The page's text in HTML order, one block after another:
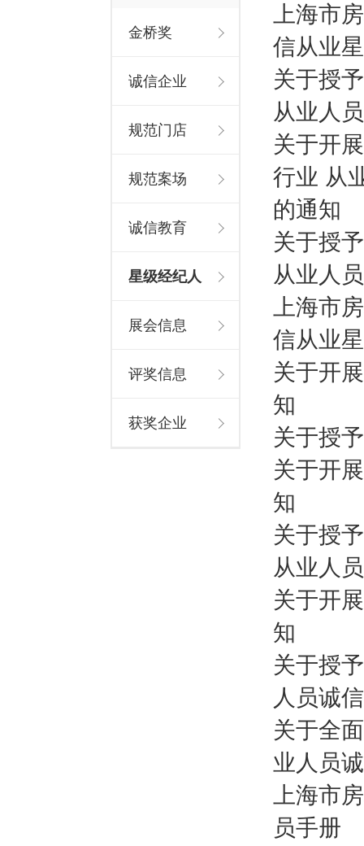
金桥奖
诚信企业
规范门店
规范案场
诚信教育
星级经纪人
展会信息
评奖信息
获奖企业
上海市
信从业
关于授
从业人
关于开
行业 从
的通知
关于授
从业人
上海市
信从业
关于开
知
关于授
关于开
知
关于授
从业人
关于开
知
关于授
人员诚
关于全
业人员
上海市
员手册